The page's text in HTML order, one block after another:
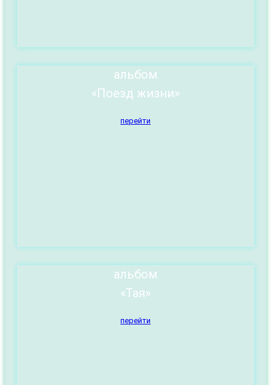
альбом
«Поезд жизни»
перейти
альбом
«Тая»
перейти